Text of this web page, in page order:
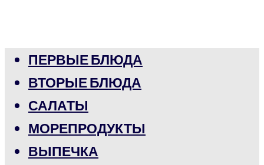
ПЕРВЫЕ БЛЮДА
ВТОРЫЕ БЛЮДА
САЛАТЫ
МОРЕПРОДУКТЫ
ВЫПЕЧКА